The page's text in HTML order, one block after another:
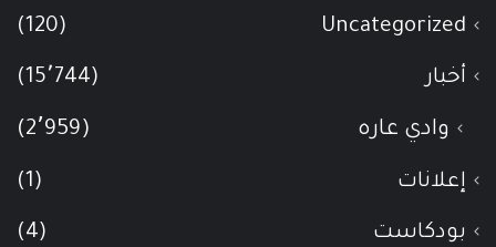
Uncategorized
(120)
أخبار (15٬744)
وادي عاره (2٬959)
إعلانات (1)
بودكاست (4)